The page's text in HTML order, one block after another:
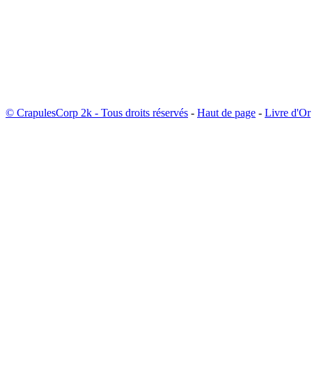
© CrapulesCorp 2k - Tous droits réservés - Haut de page - Livre d'Or